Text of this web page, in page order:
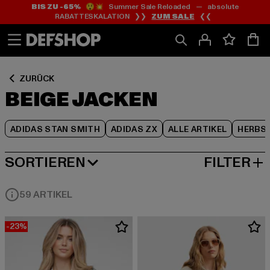
Zum
Inhalt
springen
Zum
Fußzeile
springen
BIS ZU -65%😲💥 Summer Sale Reloaded — absolute
RABATTESKALATION ❯❯ ZUM SALE ❮❮
ZURÜCK
BEIGE JACKEN
ADIDAS STAN SMITH ADIDAS ZX ALLE ARTIKEL
Zum
Produktraster
springen
SORTIEREN
BELIEBTESTE FILTER
59 ARTIKEL
-23%